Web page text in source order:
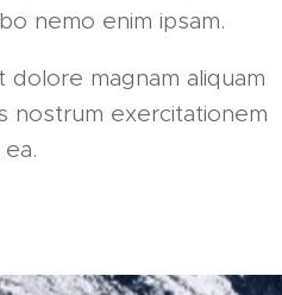
nemo enim ipsam.
magnam aliquam
nostrum exercitationem